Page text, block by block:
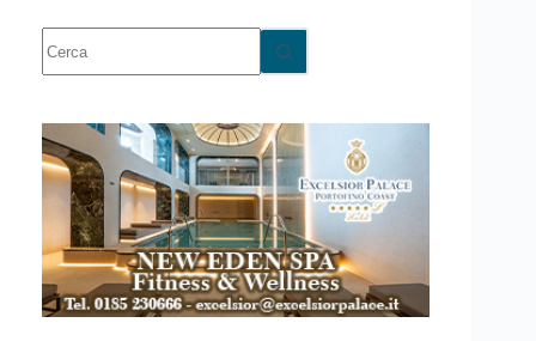
risultato